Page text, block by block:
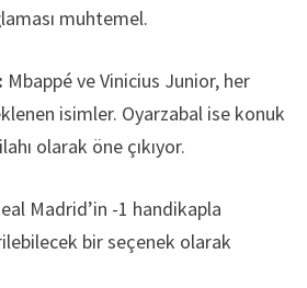
muhtemel.
Mbappé ve Vinicius Junior, her
isimler. Oyarzabal ise konuk
olarak öne çıkıyor.
Madrid’in -1 handikapla
bir seçenek olarak